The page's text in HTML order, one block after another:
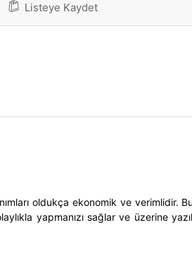
Listeye Kaydet
oldukça ekonomik ve verimlidir.
yapmanızı sağlar ve üzerine